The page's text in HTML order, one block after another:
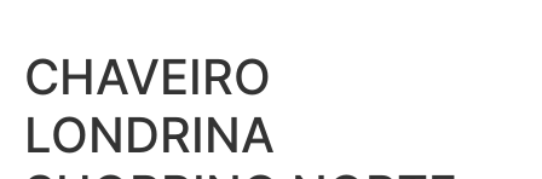
conteúdo
CHAVEIRO
LONDRINA